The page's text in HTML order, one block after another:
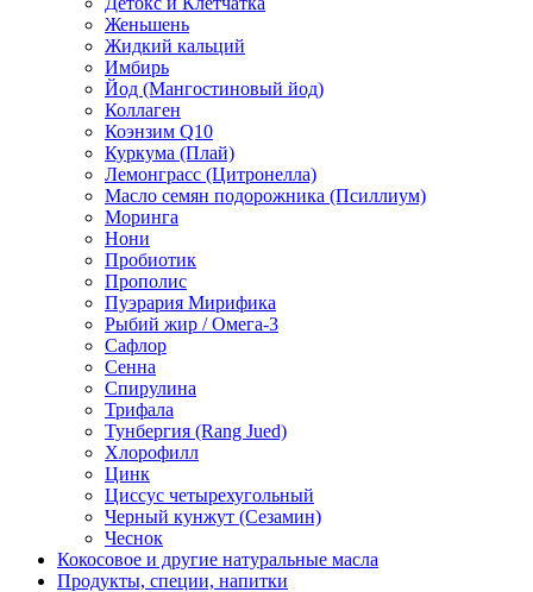
Женьшень
Жидкий кальций
Имбирь
Йод (Мангостиновый йод)
Коллаген
Коэнзим Q10
Куркума (Плай)
Лемонграсс (Цитронелла)
Масло семян подорожника (Псиллиум)
Моринга
Нони
Пробиотик
Прополис
Пуэрария Мирифика
Рыбий жир / Омега-3
Сафлор
Сенна
Спирулина
Трифала
Тунбергия (Rang Jued)
Хлорофилл
Цинк
Циссус четырехугольный
Черный кунжут (Сезамин)
Чеснок
Кокосовое и другие натуральные масла
Продукты, специи, напитки